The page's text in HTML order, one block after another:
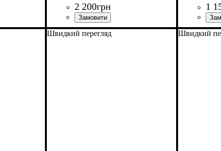
2 200грн
Виробник: Macron
Колір: Темно-синій
1
Виробник
Колір:
Швидкий перегляд Швидкий